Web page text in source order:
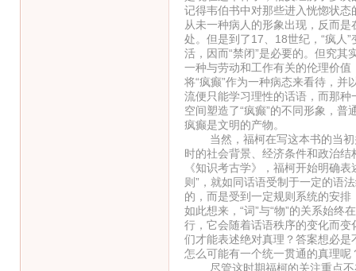
记得韦伯书中对那些进入恍惚状
从未一种病人的形象出现，反而
处。但是到了17、18世纪，“疯人
活，因而“禁闭”是必要的。但究
一种与劳动和工作有关的伦理价
将“疯癫”作为一种病态来看待，并
流便只能学习理性的话语，而那
空间塑造了“疯癫”的不同形象，
疯癫是文明的产物。
当然，福柯在写这本书的当初
时的社会背景、经济条件和政治
《知识考古学》，福柯开始明确
则”，就如同话语受制于一定的语
的，而是受到一定规则系统的安
如此想来，“词”与“物”的关系始终
行，它会随着话语秩序的变化而变
们才能表述绝对真理？答案想必
怎么可能有一个统一贯通的真理
尽管这时期福柯的关注重点不